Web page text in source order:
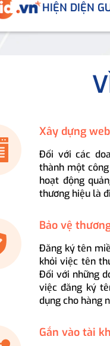
HIỆN DIỆN
Xây dựng
Đối với các
thành một
hoạt động
thương hiệu là
Bảo vệ
Đăng ký tên
khỏi việc tên
Đối với những
việc đăng ký
dụng cho hàng
Gắn vào tài